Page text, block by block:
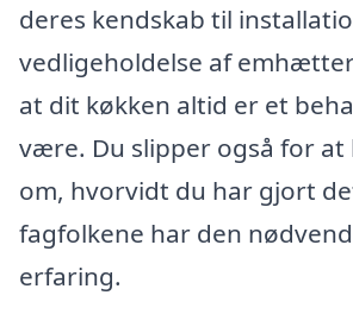
deres kendskab til
vedligeholdelse af
at dit køkken altid er et
være. Du slipper også for at
om, hvorvidt du har gjort
fagfolkene har den
erfaring.